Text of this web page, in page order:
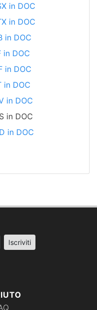
in DOC
in DOC
in DOC
in DOC
in DOC
in DOC
in DOC
in DOC
in DOC
Iscriviti